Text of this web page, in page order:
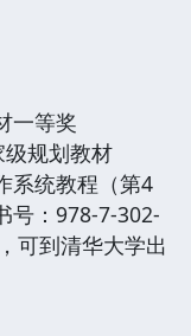
一等奖
规划教材
统教程（第4
号：978-7-302-
可到清华大学出